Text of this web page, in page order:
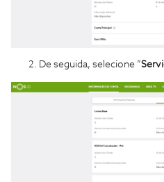
De seguida, selecione “